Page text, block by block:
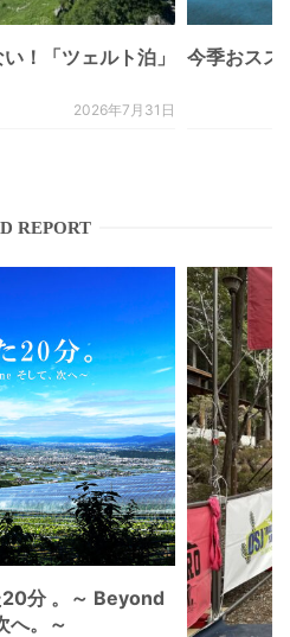
！「ツェルト泊」
2026年7月31日
今季おスス
REPORT
分 。～ Beyond
へ。～